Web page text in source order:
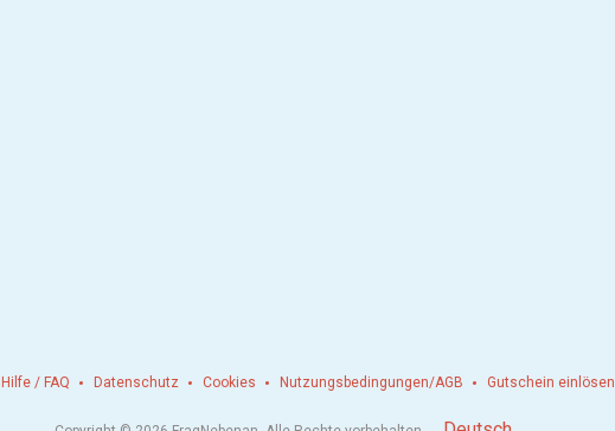
Hilfe / FAQ Datenschutz Cookies Nutzungsbedingungen/AGB Gutschein einlösen